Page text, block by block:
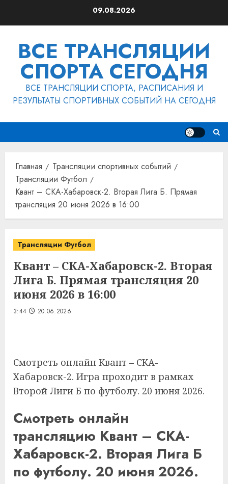
09.08.2026
ВСЕ ТРАНСЛЯЦИИ
СПОРТА СЕГОДНЯ
ВСЕ ТРАНСЛЯЦИИ СПОРТА, РАСПИСАНИЯ И
РЕЗУЛЬТАТЫ СПОРТИВНЫХ СОБЫТИЙ НА СЕГОДНЯ
Главная
Трансляции спортивных событий
Трансляции Футбол
Квант – СКА-Хабаровск-2. Вторая Лига Б. Прямая
трансляция 20 июня 2026 в 16:00
Трансляции Футбол
Квант – СКА-Хабаровск-2. Вторая
Лига Б. Прямая трансляция 20
июня 2026 в 16:00
3:44 20.06.2026
Смотреть онлайн Квант – СКА-
Хабаровск-2. Игра проходит в рамках
Второй Лиги Б по футболу. 20 июня 2026.
Смотреть онлайн
трансляцию Квант – СКА-
Хабаровск-2. Вторая Лига Б
по футболу. 20 июня 2026.